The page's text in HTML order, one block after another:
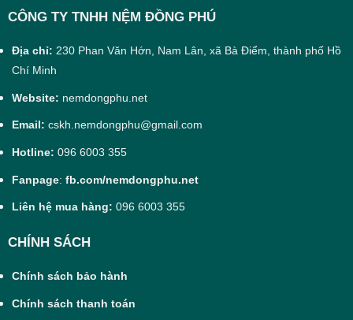
CÔNG TY TNHH NỆM ĐỒNG PHÚ
Địa chỉ: 230 Phan Văn Hớn, Nam Lân, xã Bà Điểm, thành phố Hồ
Chí Minh
Website: nemdongphu.net
Email: cskh.nemdongphu@gmail.com
Hotline: 096 6003 355
Fanpage: fb.com/nemdongphu.net
Liên hệ mua hàng: 096 6003 355
CHÍNH SÁCH
Chính sách bảo hành
Chính sách thanh toán